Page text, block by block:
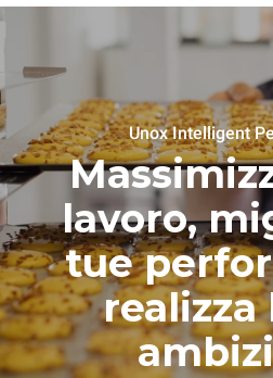
Unox Intelligent
lavoro,
tue
realizza